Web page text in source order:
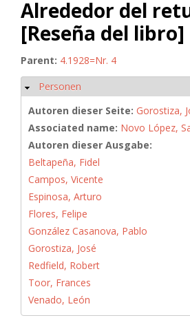
Alrededor del
[Reseña del libro]
Parent: 4.1928=Nr. 4
Ausblenden
Personen
Autoren dieser Seite: Gorostiza,
Associated name: Novo López,
Autoren dieser Ausgabe:
Beltapeña, Fidel
Campos, Vicente
Espinosa, Arturo
Flores, Felipe
González Casanova, Pablo
Gorostiza, José
Redfield, Robert
Toor, Frances
Venado, León